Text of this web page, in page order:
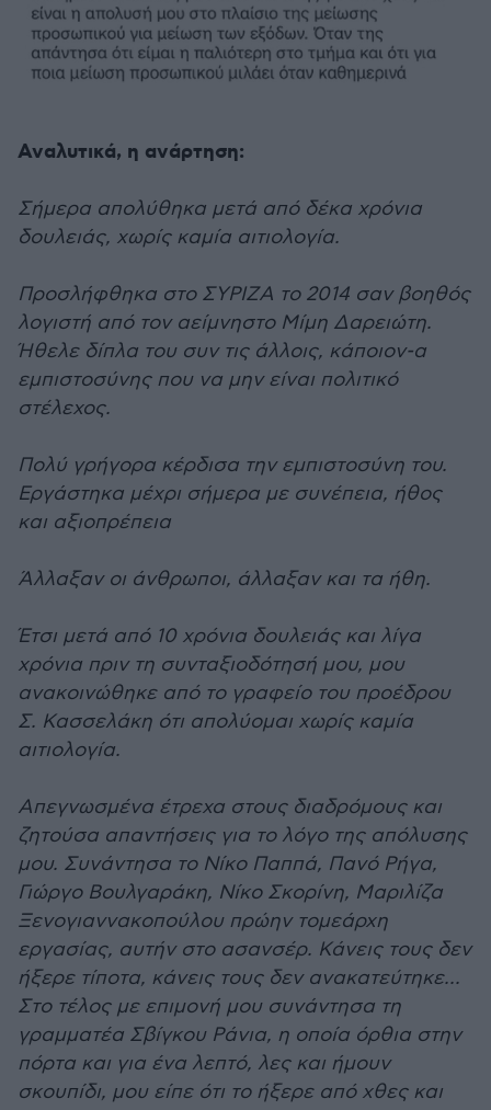
Αναλυτικά, η ανάρτηση:
Σήμερα απολύθηκα μετά από δέκα χρόνια
δουλειάς, χωρίς καμία αιτιολογία.
Προσλήφθηκα στο ΣΥΡΙΖΑ το 2014 σαν βοηθός
λογιστή από τον αείμνηστο Μίμη Δαρειώτη.
Ήθελε δίπλα του συν τις άλλοις, κάποιον-α
εμπιστοσύνης που να μην είναι πολιτικό
στέλεχος.
Πολύ γρήγορα κέρδισα την εμπιστοσύνη του.
Εργάστηκα μέχρι σήμερα με συνέπεια, ήθος
και αξιοπρέπεια
Άλλαξαν οι άνθρωποι, άλλαξαν και τα ήθη.
Έτσι μετά από 10 χρόνια δουλειάς και λίγα
χρόνια πριν τη συνταξιοδότησή μου, μου
ανακοινώθηκε από το γραφείο του προέδρου
Σ. Κασσελάκη ότι απολύομαι χωρίς καμία
αιτιολογία.
Απεγνωσμένα έτρεχα στους διαδρόμους και
ζητούσα απαντήσεις για το λόγο της απόλυσης
μου. Συνάντησα το Νίκο Παππά, Πανό Ρήγα,
Γιώργο Βουλγαράκη, Νίκο Σκορίνη, Μαριλίζα
Ξενογιαννακοπούλου πρώην τομεάρχη
εργασίας, αυτήν στο ασανσέρ. Κάνεις τους δεν
ήξερε τίποτα, κάνεις τους δεν ανακατεύτηκε...
Στο τέλος με επιμονή μου συνάντησα τη
γραμματέα Σβίγκου Ράνια, η οποία όρθια στην
πόρτα και για ένα λεπτό, λες και ήμουν
σκουπίδι, μου είπε ότι το ήξερε από χθες και